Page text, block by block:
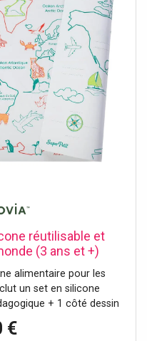
réutilisable et
(3 ans et +)
alimentaire pour les
un set en silicone
+ 1 côté dessin
set de table : 40 x 30 cm
: rincer avec un
€